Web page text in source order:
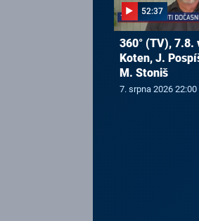
52:37
360° (TV), 7.8.
Koten, J.
M. Stoniš
7. srpna 2026 22:00